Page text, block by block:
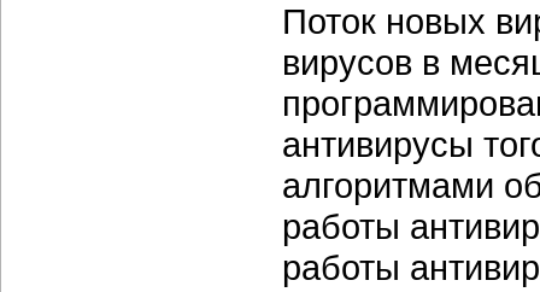
Поток новых
вирусов в
антивирусы
алгоритмами
работы
работы